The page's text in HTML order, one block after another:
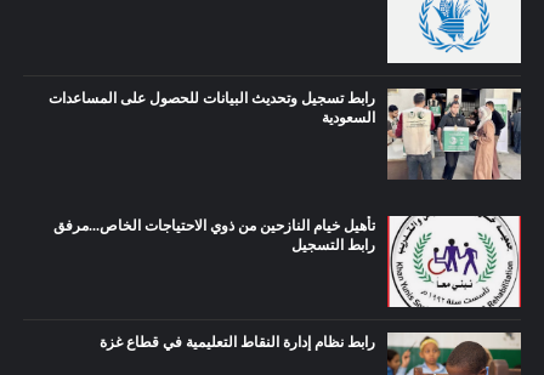
رابط تسجيل وتحديث البيانات للحصول على المساعدات
السعودية
تأهيل خيام النازحين من ذوي الاحتياجات الخاص...مرفق
رابط التسجيل
رابط نظام إدارة النقاط التعليمية في قطاع غزة